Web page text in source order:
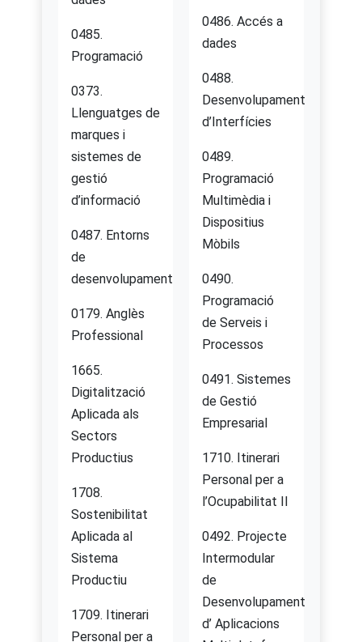
0485.
Programació
0373.
Llenguatges de
marques i
sistemes de
gestió
d’informació
0487. Entorns
de
desenvolupament
0179. Anglès
Professional
1665.
Digitalització
Aplicada als
Sectors
Productius
1708.
Sostenibilitat
Aplicada al
Sistema
Productiu
1709. Itinerari
Personal per a
0486. Accés a
dades
0488.
Desenvolupament
d’Interfícies
0489.
Programació
Multimèdia i
Dispositius
Mòbils
0490.
Programació
de Serveis i
Processos
0491. Sistemes
de Gestió
Empresarial
1710. Itinerari
Personal per a
l’Ocupabilitat II
0492. Projecte
Intermodular
de
Desenvolupament
d’ Aplicacions